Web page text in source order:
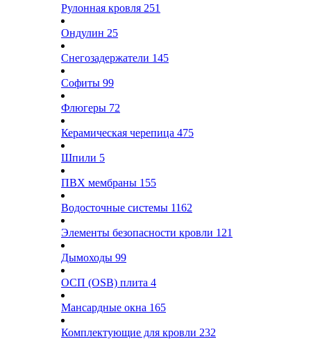
Рулонная кровля 251
Ондулин 25
Снегозадержатели 145
Софиты 99
Флюгеры 72
Керамическая черепица 475
Шпили 5
ПВХ мембраны 155
Водосточные системы 1162
Элементы безопасности кровли 121
Дымоходы 99
ОСП (OSB) плита 4
Мансардные окна 165
Комплектующие для кровли 232